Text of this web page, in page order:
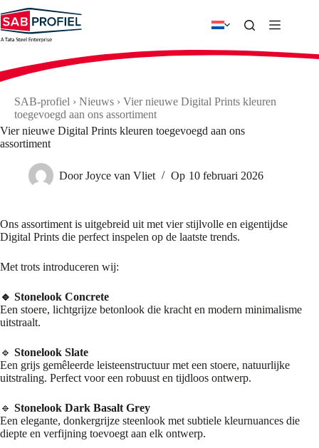
naar
de
inhoud
SAB-profiel › Nieuws › Vier nieuwe Digital Prints kleuren
toegevoegd aan ons assortiment
Vier nieuwe Digital Prints kleuren toegevoegd aan ons
assortiment
Door Joyce van Vliet Op 10 februari 2026
Ons assortiment is uitgebreid uit met vier stijlvolle en eigentijdse
Digital Prints die perfect inspelen op de laatste trends.
Met trots introduceren wij:
🔹 Stonelook Concrete
Een stoere, lichtgrijze betonlook die kracht en modern minimalisme
uitstraalt.
🔹 Stonelook Slate
Een grijs gemêleerde leisteenstructuur met een stoere, natuurlijke
uitstraling. Perfect voor een robuust en tijdloos ontwerp.
🔹 Stonelook Dark Basalt Grey
Een elegante, donkergrijze steenlook met subtiele kleurnuances die
diepte en verfijning toevoegt aan elk ontwerp.